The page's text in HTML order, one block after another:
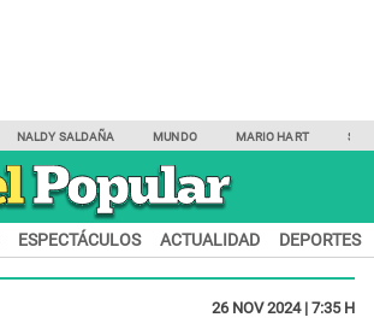
NALDY SALDAÑA MUNDO MARIO HART
ESPECTÁCULOS ACTUALIDAD DEPORTES
26 NOV 2024 | 7:35 H